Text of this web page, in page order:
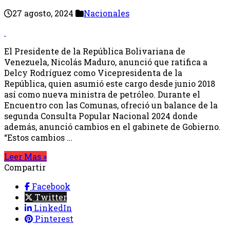
27 agosto, 2024 Nacionales
El Presidente de la República Bolivariana de
Venezuela, Nicolás Maduro, anunció que ratifica a
Delcy Rodríguez como Vicepresidenta de la
República, quien asumió este cargo desde junio 2018
así como nueva ministra de petróleo. Durante el
Encuentro con las Comunas, ofreció un balance de la
segunda Consulta Popular Nacional 2024 donde
además, anunció cambios en el gabinete de Gobierno.
“Estos cambios …
Leer Mas »
Compartir
Facebook
Twitter
LinkedIn
Pinterest